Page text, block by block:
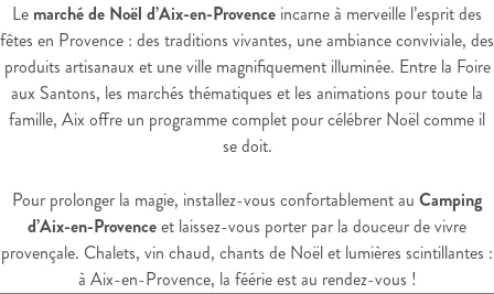
Le marché de Noël d’Aix-en-Provence incarne à merveille l’esprit des
fêtes en Provence : des traditions vivantes, une ambiance conviviale, des
produits artisanaux et une ville magnifiquement illuminée. Entre la Foire
aux Santons, les marchés thématiques et les animations pour toute la
famille, Aix offre un programme complet pour célébrer Noël comme il
se doit.
Pour prolonger la magie, installez-vous confortablement au Camping
d’Aix-en-Provenceet laissez-vous porter par la douceur de vivre
provençale. Chalets, vin chaud, chants de Noël et lumières scintillantes :
à Aix-en-Provence, la féérie est au rendez-vous !